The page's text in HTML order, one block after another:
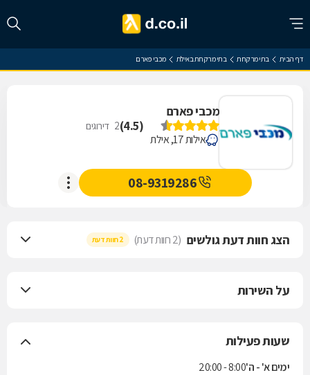
דף הבית בתי מרקחת בתי מרקחת באילת מכבי פארם
מכבי פארם
(
4.5
)
2 דירוגים
אילות 17, אילת
08-9319286
הצג חוות דעת גולשים (2 חוות דעת) 2 חוות דעת
על השירות
שעות פעילות
ימים א' - ה'8:00 - 20:00